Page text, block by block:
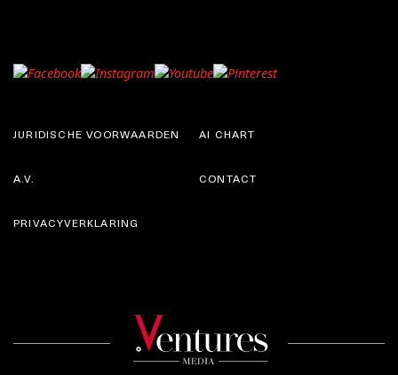
JURIDISCHE VOORWAARDEN
A.V.
AI CHART
CONTACT
PRIVACYVERKLARING